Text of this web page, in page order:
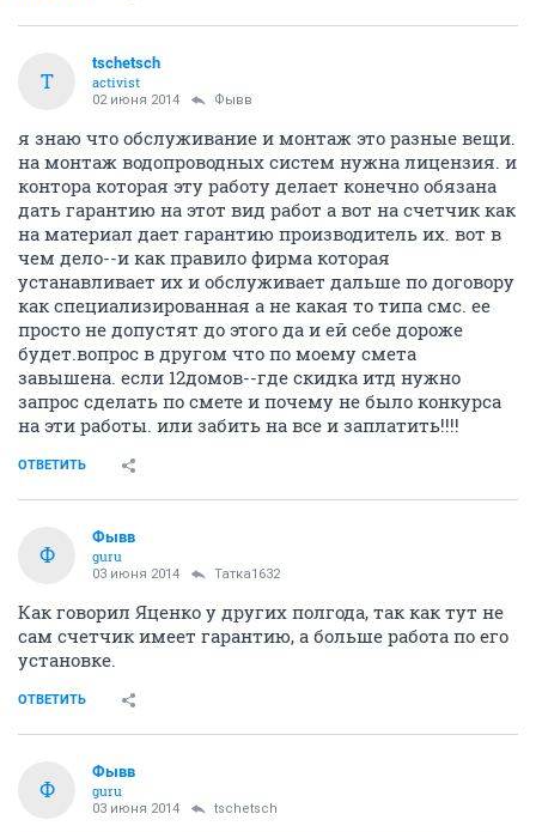
T
tschetsch
activist
02 июня 2014 Фывв
я знаю что обслуживание и монтаж это разные вещи.
на монтаж водопроводных систем нужна лицензия. и
контора которая эту работу делает конечно обязана
дать гарантию на этот вид работ а вот на счетчик как
на материал дает гарантию производитель их. вот в
чем дело--и как правило фирма которая
устанавливает их и обслуживает дальше по договору
как специализированная а не какая то типа смс. ее
просто не допустят до этого да и ей себе дороже
будет.вопрос в другом что по моему смета
завышена. если 12домов--где скидка итд нужно
запрос сделать по смете и почему не было конкурса
на эти работы. или забить на все и заплатить!!!!
ОТВЕТИТЬ
Ф
Фывв
guru
03 июня 2014 Татка1632
Как говорил Яценко у других полгода, так как тут не
сам счетчик имеет гарантию, а больше работа по его
установке.
ОТВЕТИТЬ
Ф
Фывв
guru
03 июня 2014 tschetsch